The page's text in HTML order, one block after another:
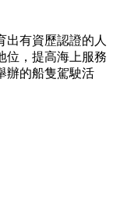
出有資歷認證的人
位，提高海上服務
辦的船隻駕駛活